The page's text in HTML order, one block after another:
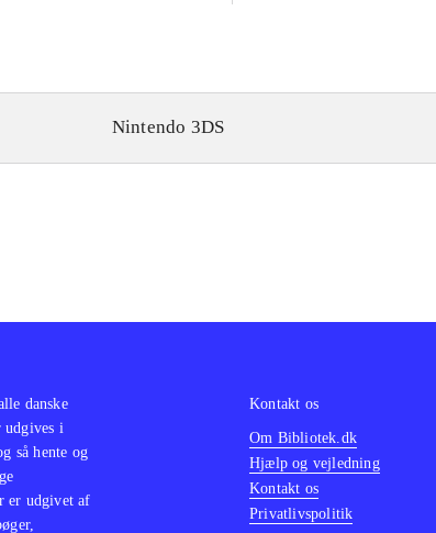
Nintendo 3DS
danske
udgives i
så hente og
er udgivet af
Kontakt os
Om Bibliotek.dk
Hjælp og vejledning
Kontakt os
Privatlivspolitik